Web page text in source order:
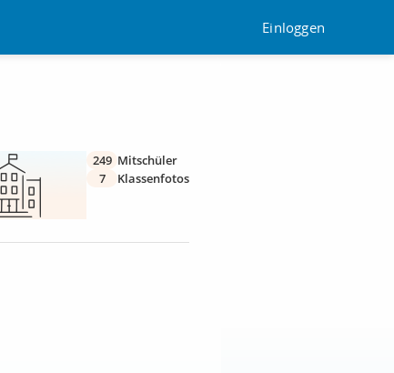
Einloggen
249 Mitschüler
7
Klassenfotos